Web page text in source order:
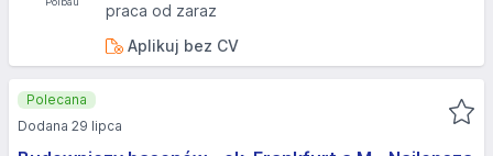
praca od zaraz
Aplikuj bez CV
Polecana
Dodana 29 lipca